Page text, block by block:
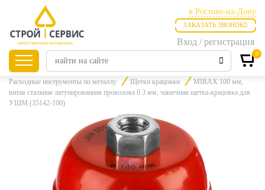
в Ростове-на-Дону
в Ростове-на-Дону
в Таганроге
ЗАКАЗАТЬ ЗВОНОК
Вход / регистрация
Листовые
материалы
Утепление
0
Главная Продукция Инструменты
Расходные инструменты
Расходные инструменты по металлу
Щетки крацовки
MIRAX 100 мм,
витая стальная латунированная проволока 0.3 мм, чашечная щетка-крацовка для
УШМ (35142-100)